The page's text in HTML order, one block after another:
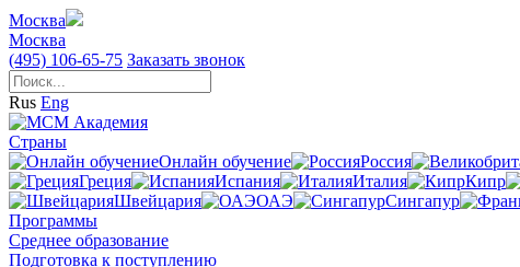
Москва
Москва
(495) 106-65-75 Заказать звонок
Rus Eng
Страны
Онлайн обучение
Россия
Греция
Испания Италия Кипр
Швейцария
ОАЭ Сингапур
Программы
Среднее образование
Подготовка к поступлению